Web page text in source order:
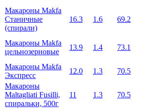
Макароны Makfa
Станичные
(спирали)
16.3 1.6 69.2
Макароны Makfa
цельнозерновые
13.9 1.4 73.1
Макароны Makfa
Экспресс
12.0 1.3
70.5
Макароны
Maltagliati Fusilli,
спиральки, 500г
11 1.3 70.5